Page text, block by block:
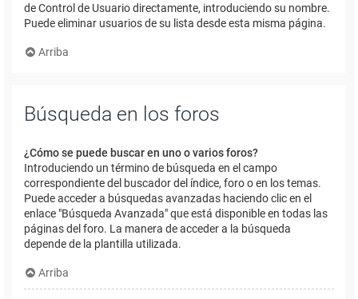
de Control de Usuario directamente, introduciendo su nombre.
Puede eliminar usuarios de su lista desde esta misma página.
Arriba
Búsqueda en los foros
¿Cómo se puede buscar en uno o varios foros?
Introduciendo un término de búsqueda en el campo
correspondiente del buscador del índice, foro o en los temas.
Puede acceder a búsquedas avanzadas haciendo clic en el
enlace "Búsqueda Avanzada" que está disponible en todas las
páginas del foro. La manera de acceder a la búsqueda
depende de la plantilla utilizada.
Arriba